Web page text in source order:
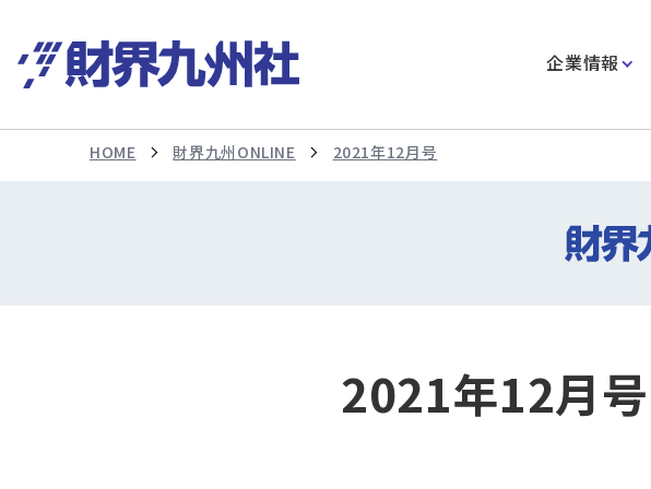
企業情報
HOME 財界九州ONLINE 2021年12月号
2021年12月号